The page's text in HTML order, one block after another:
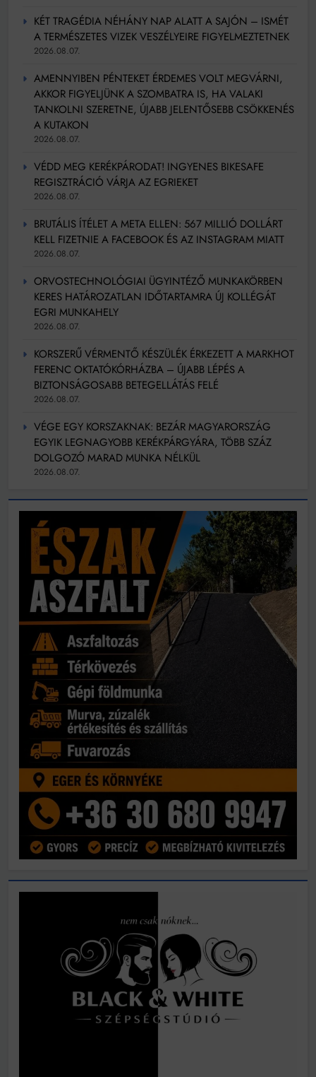
KÉT TRAGÉDIA NÉHÁNY NAP ALATT A SAJÓN – ISMÉT
A TERMÉSZETES VIZEK VESZÉLYEIRE FIGYELMEZTETNEK
2026.08.07.
AMENNYIBEN PÉNTEKET ÉRDEMES VOLT MEGVÁRNI,
AKKOR FIGYELJÜNK A SZOMBATRA IS, HA VALAKI
TANKOLNI SZERETNE, ÚJABB JELENTŐSEBB CSÖKKENÉS
A KUTAKON
2026.08.07.
VÉDD MEG KERÉKPÁRODAT! INGYENES BIKESAFE
REGISZTRÁCIÓ VÁRJA AZ EGRIEKET
2026.08.07.
BRUTÁLIS ÍTÉLET A META ELLEN: 567 MILLIÓ DOLLÁRT
KELL FIZETNIE A FACEBOOK ÉS AZ INSTAGRAM MIATT
2026.08.07.
ORVOSTECHNOLÓGIAI ÜGYINTÉZŐ MUNKAKÖRBEN
KERES HATÁROZATLAN IDŐTARTAMRA ÚJ KOLLÉGÁT
EGRI MUNKAHELY
2026.08.07.
KORSZERŰ VÉRMENTŐ KÉSZÜLÉK ÉRKEZETT A MARKHOT
FERENC OKTATÓKÓRHÁZBA – ÚJABB LÉPÉS A
BIZTONSÁGOSABB BETEGELLÁTÁS FELÉ
2026.08.07.
VÉGE EGY KORSZAKNAK: BEZÁR MAGYARORSZÁG
EGYIK LEGNAGYOBB KERÉKPÁRGYÁRA, TÖBB SZÁZ
DOLGOZÓ MARAD MUNKA NÉLKÜL
2026.08.07.